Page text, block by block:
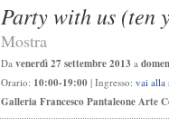
Party with us (ten
Mostra
Da venerdì 27 settembre 2013 a
Orario: 10:00-19:00 | Ingresso: vai alla
Galleria Francesco Pantaleone Arte